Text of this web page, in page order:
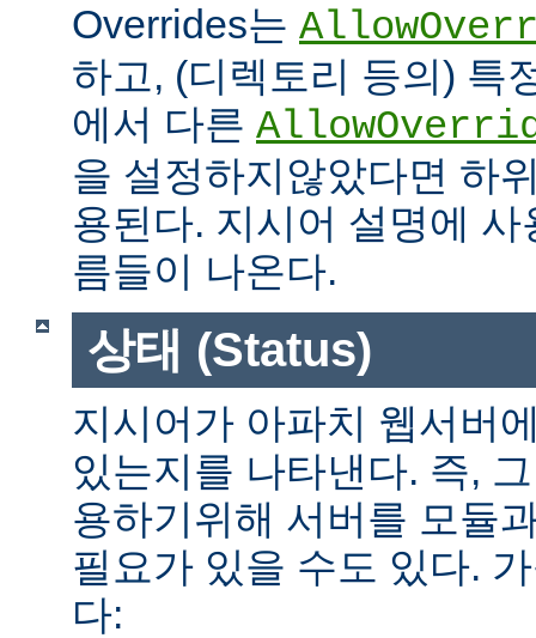
Overrides는
하고, (디렉토리 등의) 특
에서 다른
을 설정하지않았다면 하
용된다. 지시어 설명에
름들이 나온다.
상태 (Status)
지시어가 아파치 웹서버
있는지를 나타낸다. 즉,
용하기위해 서버를 모듈
필요가 있을 수도 있다.
다: